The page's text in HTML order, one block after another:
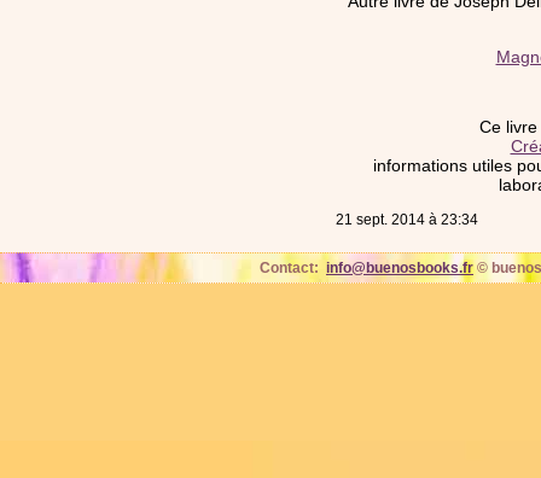
Ce
informations utiles
21 sept. 2014 à 23:34
Contact: info@buenosbooks.fr©